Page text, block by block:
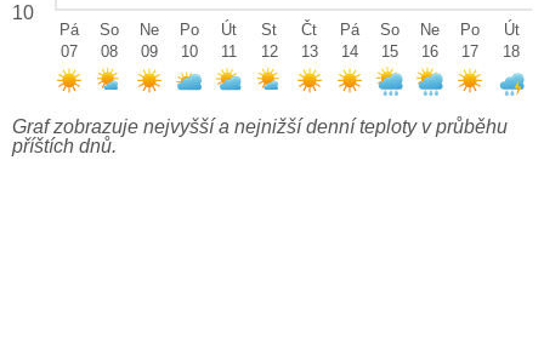
10
Pá
07
So
08
Ne
09
Po
10
Út
11
St
12
Čt
13
Pá
14
So
15
Ne
16
Po
17
Út
18
Graf zobrazuje nejvyšší a nejnižší denní teploty v průběhu
příštích dnů.